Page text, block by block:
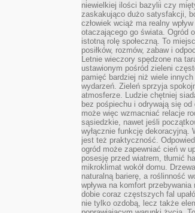
niewielkiej ilości bazylii czy
zaskakująco dużo satysfakcji,
człowiek wciąż ma realny
otaczającego go świata. Ogród
istotną rolę społeczną. To
posiłków, rozmów, zabaw i
Letnie wieczory spędzone na
ustawionym pośród zieleni
pamięć bardziej niż wiele
wydarzeń. Zieleń sprzyja
atmosferze. Ludzie chętniej
bez pośpiechu i odrywają się od
może więc wzmacniać relacje
sąsiedzkie, nawet jeśli
wyłącznie funkcję dekoracyjną.
jest też praktyczność.
ogród może zapewniać cień w
posesję przed wiatrem, tłumić
mikroklimat wokół domu.
naturalną barierę, a roślinność
wpływa na komfort
dobie coraz częstszych fal
nie tylko ozdobą, lecz także